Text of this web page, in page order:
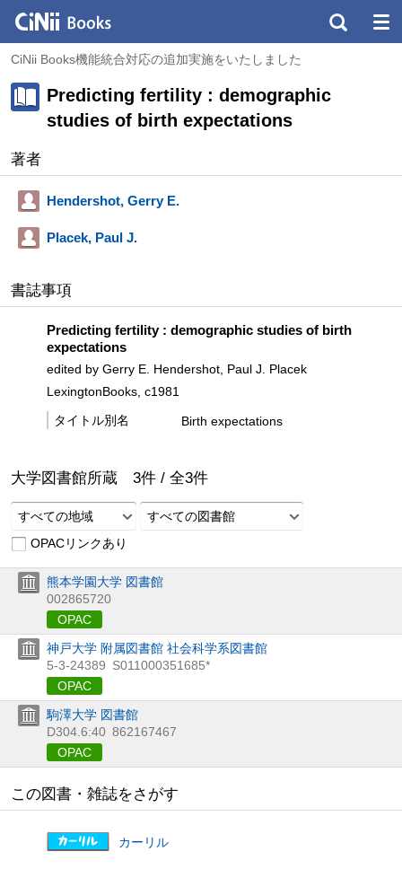
CiNii Books機能統合対応の追加実施をいたしました
Predicting fertility : demographic
studies of birth expectations
著者
Hendershot, Gerry E.
Placek, Paul J.
書誌事項
Predicting fertility : demographic studies of birth
expectations
edited by Gerry E. Hendershot, Paul J. Placek
LexingtonBooks, c1981
タイトル別名
Birth expectations
大学図書館所蔵 3件 / 全3件
すべての地域
すべての図書館
OPACリンクあり
熊本学園大学 図書館
002865720
OPAC
神戸大学 附属図書館 社会科学系図書館
5-3-24389 S011000351685*
OPAC
駒澤大学 図書館
D304.6:40 862167467
OPAC
この図書・雑誌をさがす
カーリル